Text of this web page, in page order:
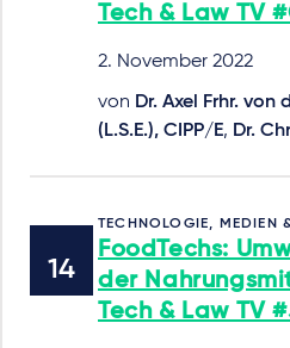
Tech & Law TV
2. November 2022
von Dr. Axel Frhr. von
(L.S.E.), CIPP/E, Dr.
TECHNOLOGIE, MEDIEN
FoodTechs:
der
Tech & Law TV